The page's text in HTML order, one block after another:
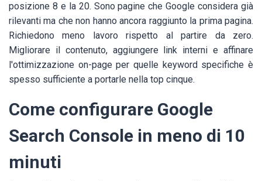
posizione 8 e la 20. Sono pagine che Google considera già
rilevanti ma che non hanno ancora raggiunto la prima pagina.
Richiedono meno lavoro rispetto al partire da zero.
Migliorare il contenuto, aggiungere link interni e affinare
l'ottimizzazione on-page per quelle keyword specifiche è
spesso sufficiente a portarle nella top cinque.
Come configurare Google
Search Console in meno di 10
minuti